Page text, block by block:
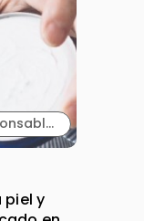
Daniela González. Responsable Comercial. Directia.
piel y